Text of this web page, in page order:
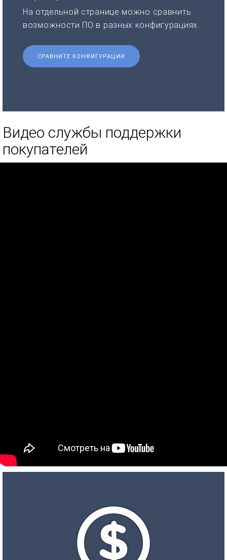
На отдельной странице можно сравнить
возможности ПО в разных конфигурациях.
СРАВНИТЕ КОНФИГУРАЦИИ
Видео службы поддержки
покупателей